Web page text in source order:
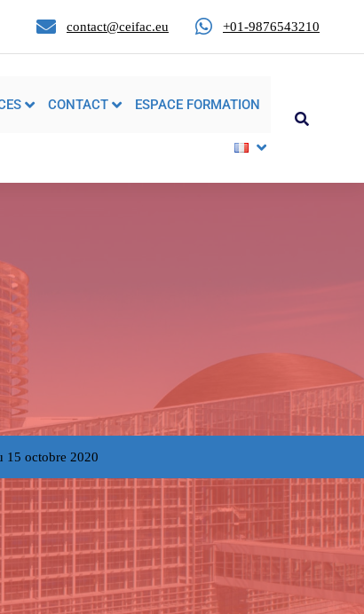
contact@ceifac.eu +01-9876543210
CONTACT ESPACE FORMATION
15 octobre 2020